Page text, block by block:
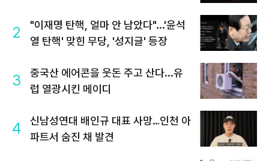
2
"이재명 탄핵, 얼마 안 남았다"...'윤석
열 탄핵' 맞힌 무당, '성지글' 등장
3
중국산 에어콘을 웃돈 주고 산다...유
럽 열광시킨 메이디
4
신남성연대 배인규 대표 사망…인천 아
파트서 숨진 채 발견